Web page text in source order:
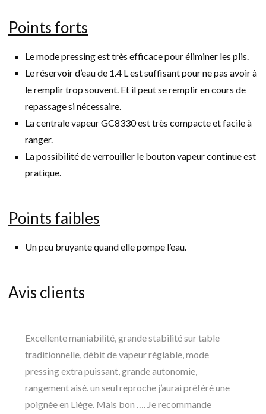
Points forts
Le mode pressing est très efficace pour éliminer les plis.
Le réservoir d’eau de 1.4 L est suffisant pour ne pas avoir à
le remplir trop souvent. Et il peut se remplir en cours de
repassage si nécessaire.
La centrale vapeur GC8330 est très compacte et facile à
ranger.
La possibilité de verrouiller le bouton vapeur continue est
pratique.
Points faibles
Un peu bruyante quand elle pompe l’eau.
Avis clients
Excellente maniabilité, grande stabilité sur table
traditionnelle, débit de vapeur réglable, mode
pressing extra puissant, grande autonomie,
rangement aisé. un seul reproche j’aurai préféré une
poignée en Liège. Mais bon …. Je recommande